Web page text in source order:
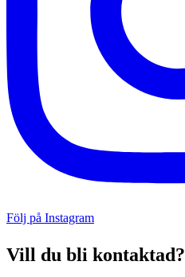
Följ på Instagram
Vill du bli kontaktad?